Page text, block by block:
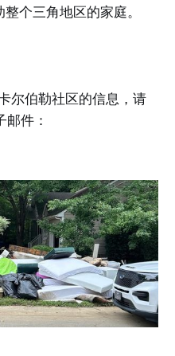
个三角地区的家庭。
尔伯勒社区的信息，请
邮件：